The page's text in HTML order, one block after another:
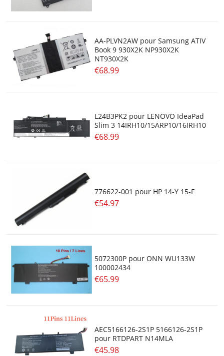
AA-PLVN2AW pour Samsung ATIV
Book 9 930X2K NP930X2K
NT930X2K
€68.99
L24B3PK2 pour LENOVO IdeaPad
Slim 3 14IRH10/15ARP10/16IRH10
€68.99
776622-001 pour HP 14-Y 15-F
€54.97
5072300P pour ONN WU133W
100002434
€65.99
AEC5166126-2S1P 5166126-2S1P
pour RTDPART N14MLA
€45.98